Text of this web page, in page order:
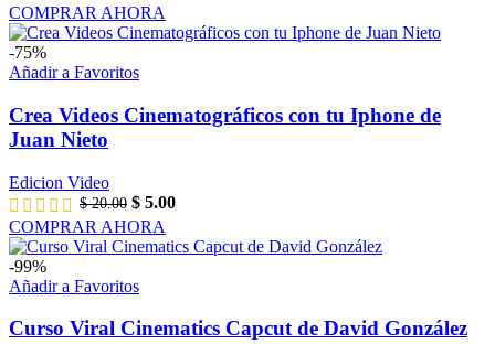
COMPRAR AHORA
-75%
Añadir a Favoritos
Crea Videos Cinematográficos con tu Iphone de
Juan Nieto
Edicion Video
$20.00 $ 5.00
COMPRAR AHORA
-99%
Añadir a Favoritos
Curso Viral Cinematics Capcut de David González